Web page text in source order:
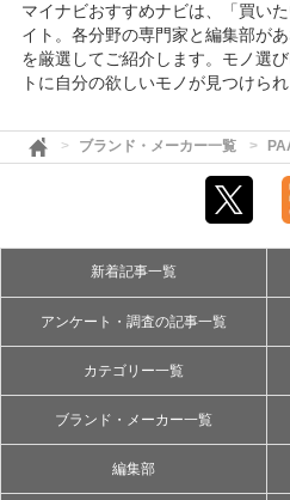
マイナビおすすめナビは、「買い
イト。各分野の専門家と編集部が
を厳選してご紹介します。モノ選
トに自分の欲しいモノが見つけられ
ブランド・メーカー一覧
新着記事一覧
アンケート・調査の記事一覧
カテゴリー一覧
ブランド・メーカー一覧
編集部